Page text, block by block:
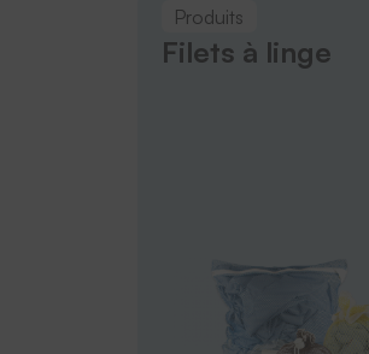
Produits
Filets à linge